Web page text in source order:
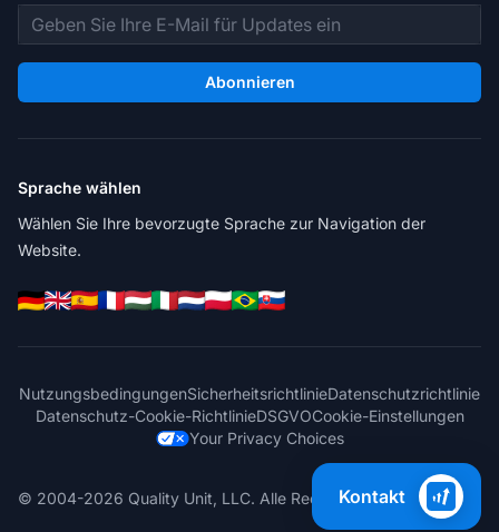
E-Mail-Adresse
Abonnieren
Sprache wählen
Wählen Sie Ihre bevorzugte Sprache zur Navigation der
Website.
NutzungsbedingungenSicherheitsrichtlinieDatenschutzrichtlinie
Datenschutz-Cookie-RichtlinieDSGVOCookie-Einstellungen
Your Privacy Choices
© 2004-2026 Quality Unit, LLC. Alle Rechte vorbehalten.
Kontakt